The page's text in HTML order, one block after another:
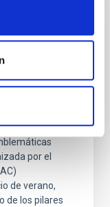
de nuevo
sus puertas
de un millar
por el
de verano,
de los pilares